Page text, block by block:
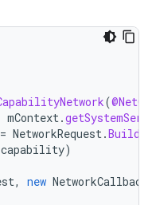
(
mContext.
= NetworkRequest.Builder
capability)
, new NetworkCallback